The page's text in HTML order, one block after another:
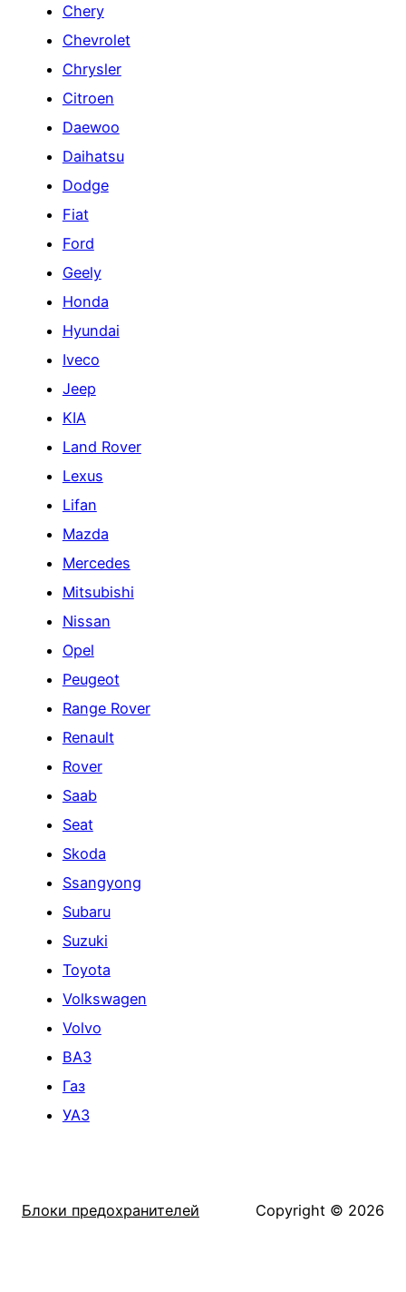
Chery
Chevrolet
Chrysler
Citroen
Daewoo
Daihatsu
Dodge
Fiat
Ford
Geely
Honda
Hyundai
Iveco
Jeep
KIA
Land Rover
Lexus
Lifan
Mazda
Mercedes
Mitsubishi
Nissan
Opel
Peugeot
Range Rover
Renault
Rover
Saab
Seat
Skoda
Ssangyong
Subaru
Suzuki
Toyota
Volkswagen
Volvo
ВАЗ
Газ
УАЗ
Блоки предохранителей Copyright © 2026